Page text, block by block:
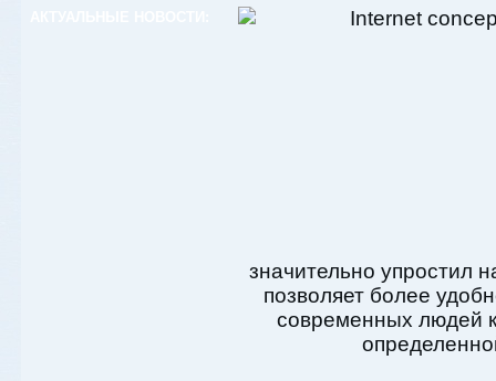
значительно упростил
позволяет более
современных людей